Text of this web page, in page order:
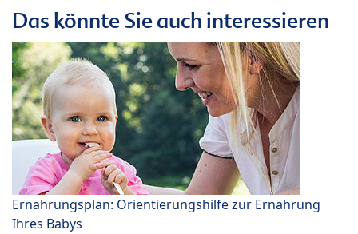
Das könnte Sie auch interessieren
Ernährungsplan: Orientierungshilfe zur Ernährung
Ihres Babys